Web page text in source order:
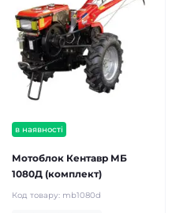
в наявності
Мотоблок Кентавр МБ
1080Д (комплект)
Код товару: mb1080d